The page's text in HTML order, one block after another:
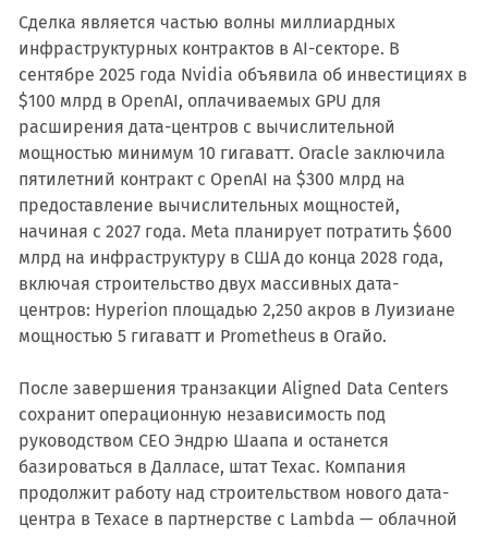
Сделка является частью волны миллиардных
инфраструктурных контрактов в AI-секторе. В
сентябре 2025 года Nvidia объявила об инвестициях в
$100 млрд в OpenAI, оплачиваемых GPU для
расширения дата-центров с вычислительной
мощностью минимум 10 гигаватт. Oracle заключила
пятилетний контракт с OpenAI на $300 млрд на
предоставление вычислительных мощностей,
начиная с 2027 года. Meta планирует потратить $600
млрд на инфраструктуру в США до конца 2028 года,
включая строительство двух массивных дата-
центров: Hyperion площадью 2,250 акров в Луизиане
мощностью 5 гигаватт и Prometheus в Огайо.
После завершения транзакции Aligned Data Centers
сохранит операционную независимость под
руководством CEO Эндрю Шаапа и останется
базироваться в Далласе, штат Техас. Компания
продолжит работу над строительством нового дата-
центра в Техасе в партнерстве с Lambda — облачной